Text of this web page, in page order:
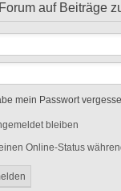
auf Beiträge
mein Passwort
bleiben
Online-Status